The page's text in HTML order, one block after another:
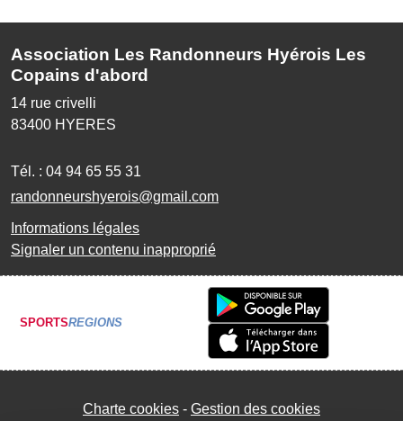
Association Les Randonneurs Hyérois Les
Copains d'abord
14 rue crivelli
83400 HYERES
Tél. : 04 94 65 55 31
randonneurshyerois@gmail.com
Informations légales
Signaler un contenu inapproprié
SPORTSREGIONS
Charte cookies Gestion des cookies